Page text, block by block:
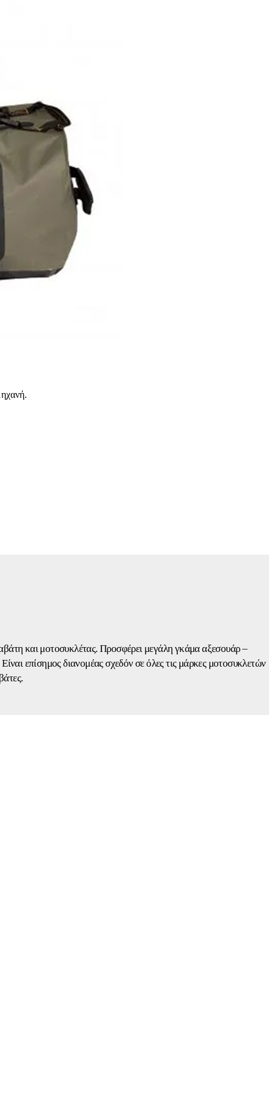
και μοτοσυκλέτας. Προσφέρει μεγάλη γκάμα αξεσουάρ –
επίσημος διανομέας σχεδόν σε όλες τις μάρκες μοτοσυκλετών